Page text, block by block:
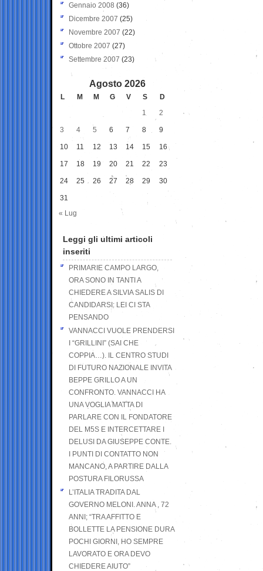
Gennaio 2008 (36)
Dicembre 2007 (25)
Novembre 2007 (22)
Ottobre 2007 (27)
Settembre 2007 (23)
Agosto 2026
L M M G V S
D
1
2
3 4 5 6 7 8 9
10 11 12 13 14 15 16
17 18 19 20 21 22 23
24 25 26 27 28 29 30
31
« Lug
Leggi gli ultimi articoli
inseriti
PRIMARIE CAMPO LARGO,
ORA SONO IN TANTI A
CHIEDERE A SILVIA SALIS DI
CANDIDARSI: LEI CI STA
PENSANDO
VANNACCI VUOLE PRENDERSI
I “GRILLINI” (SAI CHE
COPPIA…). IL CENTRO STUDI
DI FUTURO NAZIONALE INVITA
BEPPE GRILLO A UN
CONFRONTO. VANNACCI HA
UNA VOGLIA MATTA DI
PARLARE CON IL FONDATORE
DEL M5S E INTERCETTARE I
DELUSI DA GIUSEPPE CONTE.
I PUNTI DI CONTATTO NON
MANCANO, A PARTIRE DALLA
POSTURA FILORUSSA
L’ITALIA TRADITA DAL
GOVERNO MELONI. ANNA , 72
ANNI; “TRA AFFITTO E
BOLLETTE LA PENSIONE DURA
POCHI GIORNI, HO SEMPRE
LAVORATO E ORA DEVO
CHIEDERE AIUTO”